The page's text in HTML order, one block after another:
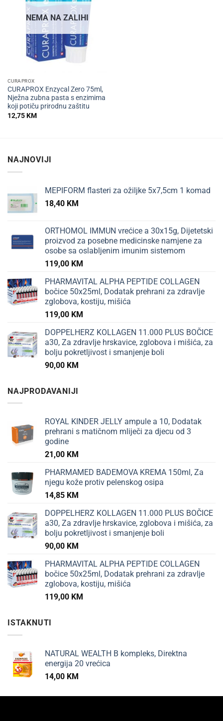
NEMA NA ZALIHI
CURAPROX
CURAPROX Enzycal Zero 75ml,
Nježna zubna pasta s enzimima
koji potiču prirodnu zaštitu
12,75KM
NAJNOVIJI
MEPIFORM flasteri za ožiljke 5x7,5cm 1 komad
18,40 KM
ORTHOMOL IMMUN vrećice a 30x15g, Dijetetski
proizvod za posebne medicinske namjene za
osobe sa oslabljenim imunim sistemom
119,00 KM
PHARMAVITAL ALPHA PEPTIDE COLLAGEN
bočice 50x25ml, Dodatak prehrani za zdravlje
zglobova, kostiju, mišića
119,00 KM
DOPPELHERZ KOLLAGEN 11.000 PLUS BOČICE
a30, Za zdravlje hrskavice, zglobova i mišića, za
bolju pokretljivost i smanjenje boli
90,00 KM
NAJPRODAVANIJI
ROYAL KINDER JELLY ampule a 10, Dodatak
prehrani s matičnom mliječi za djecu od 3
godine
21,00 KM
PHARMAMED BADEMOVA KREMA 150ml, Za
njegu kože protiv pelenskog osipa
14,85 KM
DOPPELHERZ KOLLAGEN 11.000 PLUS BOČICE
a30, Za zdravlje hrskavice, zglobova i mišića, za
bolju pokretljivost i smanjenje boli
90,00 KM
PHARMAVITAL ALPHA PEPTIDE COLLAGEN
bočice 50x25ml, Dodatak prehrani za zdravlje
zglobova, kostiju, mišića
119,00 KM
ISTAKNUTI
NATURAL WEALTH B kompleks, Direktna
energija 20 vrećica
14,00 KM